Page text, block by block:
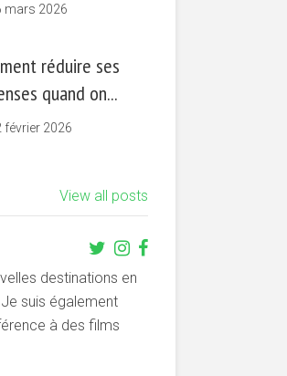
mars 2026
réduire ses
quand on...
février 2026
View all posts
destinations en
suis également
à des films